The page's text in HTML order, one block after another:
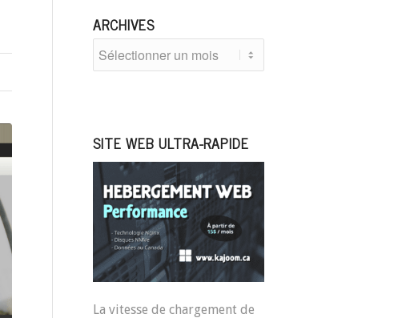
ARCHIVES
SITE WEB ULTRA-RAPIDE
La vitesse de chargement de